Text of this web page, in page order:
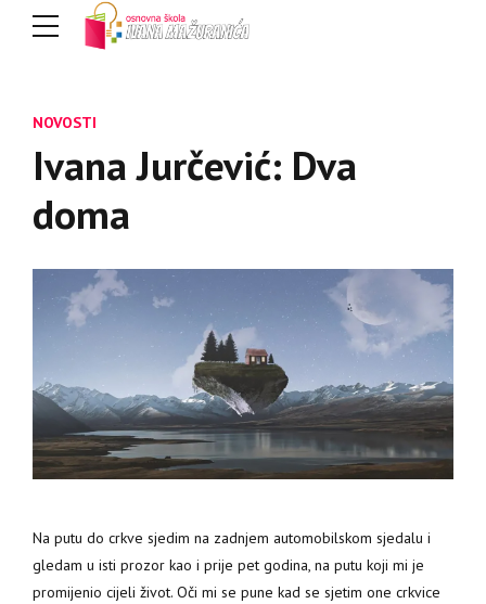
NOVOSTI
Ivana Jurčević: Dva
doma
Na putu do crkve sjedim na zadnjem automobilskom sjedalu i
gledam u isti prozor kao i prije pet godina, na putu koji mi je
promijenio cijeli život. Oči mi se pune kad se sjetim one crkvice